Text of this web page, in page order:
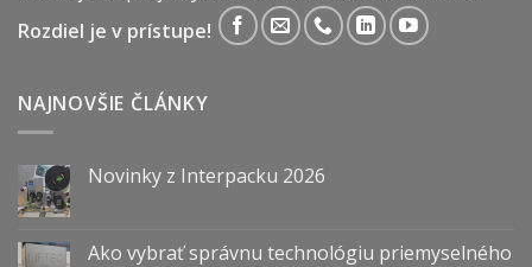
Rozdiel je v prístupe!
NAJNOVŠIE ČLÁNKY
Novinky z Interpacku 2026
Ako vybrať správnu technológiu priemyselného